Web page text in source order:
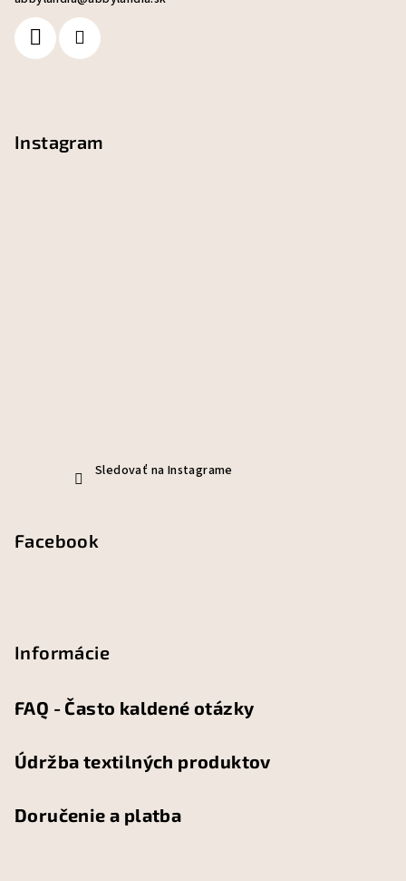
Instagram
Sledovať na Instagrame
Facebook
Informácie
FAQ - Často kaldené otázky
Údržba textilných produktov
Doručenie a platba